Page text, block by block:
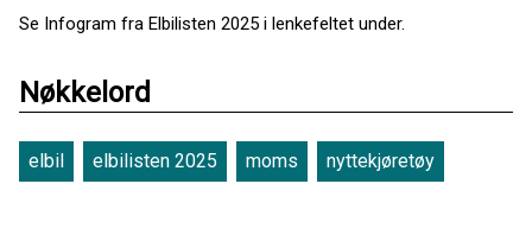
Se Infogram fra Elbilisten 2025 i lenkefeltet under.
Nøkkelord
elbil elbilisten 2025 moms nyttekjøretøy